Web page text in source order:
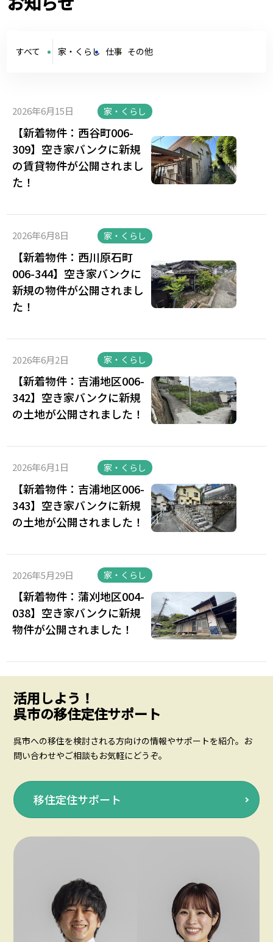
すべて 家・くらし 仕事 その他
2026年6月15日 家・くらし
【新着物件：西谷町006-
309】空き家バンクに新規
の賃貸物件が公開されまし
た！
2026年6月8日 家・くらし
【新着物件：西川原石町
006-344】空き家バンクに
新規の物件が公開されまし
た！
2026年6月2日 家・くらし
【新着物件：吉浦地区006-
342】空き家バンクに新規
の土地が公開されました！
2026年6月1日 家・くらし
【新着物件：吉浦地区006-
343】空き家バンクに新規
の土地が公開されました！
2026年5月29日 家・くらし
【新着物件：蒲刈地区004-
038】空き家バンクに新規
物件が公開されました！
活用しよう！
呉市の移住定住サポート
呉市への移住を検討される方向けの情報やサポートを紹介。お
問い合わせやご相談もお気軽にどうぞ。
移住定住サポート